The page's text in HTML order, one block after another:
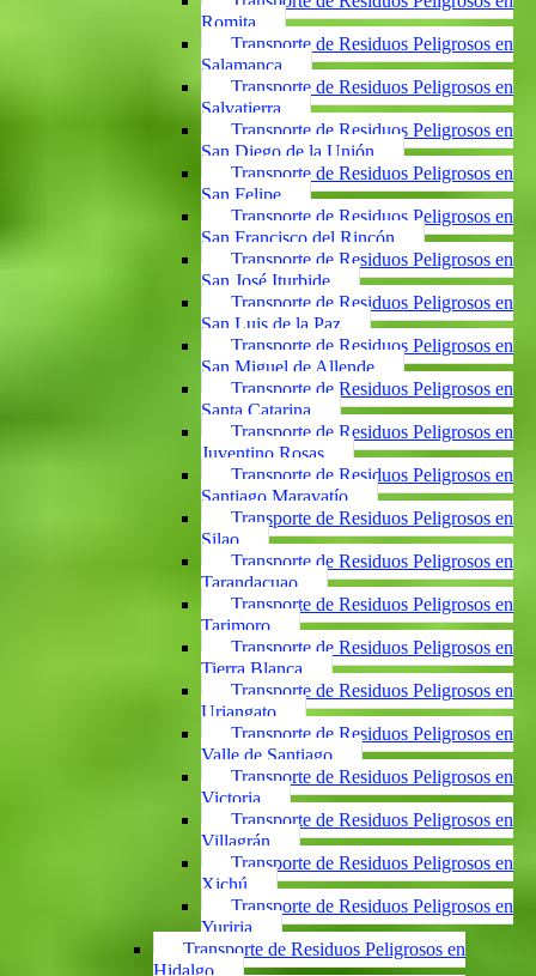
Romita
Transporte de Residuos Peligrosos en
Salamanca
Transporte de Residuos Peligrosos en
Salvatierra
Transporte de Residuos Peligrosos en
San Diego de la Unión
Transporte de Residuos Peligrosos en
San Felipe
Transporte de Residuos Peligrosos en
San Francisco del Rincón
Transporte de Residuos Peligrosos en
San José Iturbide
Transporte de Residuos Peligrosos en
San Luis de la Paz
Transporte de Residuos Peligrosos en
San Miguel de Allende
Transporte de Residuos Peligrosos en
Santa Catarina
Transporte de Residuos Peligrosos en
Juventino Rosas
Transporte de Residuos Peligrosos en
Santiago Maravatío
Transporte de Residuos Peligrosos en
Silao
Transporte de Residuos Peligrosos en
Tarandacuao
Transporte de Residuos Peligrosos en
Tarimoro
Transporte de Residuos Peligrosos en
Tierra Blanca
Transporte de Residuos Peligrosos en
Uriangato
Transporte de Residuos Peligrosos en
Valle de Santiago
Transporte de Residuos Peligrosos en
Victoria
Transporte de Residuos Peligrosos en
Villagrán
Transporte de Residuos Peligrosos en
Xichú
Transporte de Residuos Peligrosos en
Yuriria
Transporte de Residuos Peligrosos en
Hidalgo